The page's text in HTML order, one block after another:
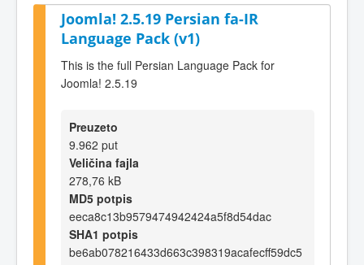
Joomla! 2.5.19 Persian fa-IR
Language Pack (v1)
This is the full Persian Language Pack for
Joomla! 2.5.19
Preuzeto
9.962 put
Veličina fajla
278,76 kB
MD5 potpis
eeca8c13b9579474942424a5f8d54dac
SHA1 potpis
be6ab078216433d663c398319acafecff59dc5